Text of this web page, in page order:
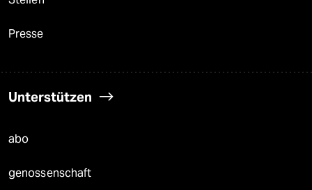
Presse
Unterstützen
abo
genossenschaft